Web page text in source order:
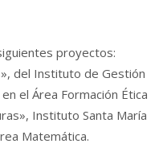
proyectos:
del Instituto de Gestión
el Área Formación Ética
Instituto Santa María
Matemática.